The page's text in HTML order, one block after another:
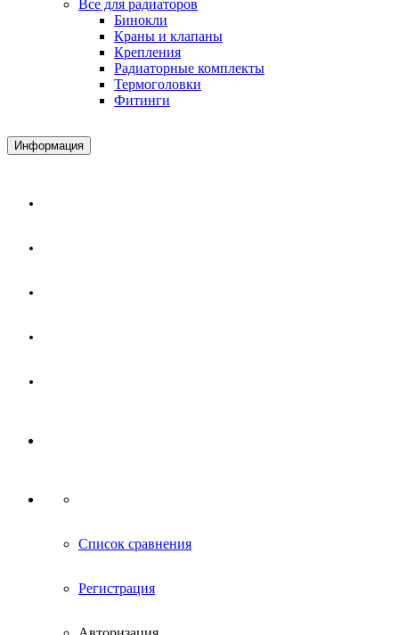
Все для радиаторов
Бинокли
Краны и клапаны
Крепления
Радиаторные комплекты
Термоголовки
Фитинги
Информация
Список сравнения
Регистрация